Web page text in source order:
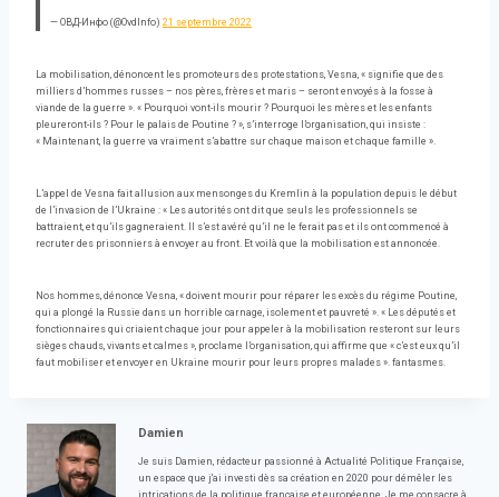
— ОВД-Инфо (@OvdInfo) 21 septembre 2022
La mobilisation, dénoncent les promoteurs des protestations, Vesna, « signifie que des
milliers d’hommes russes – nos pères, frères et maris – seront envoyés à la fosse à
viande de la guerre ». « Pourquoi vont-ils mourir ? Pourquoi les mères et les enfants
pleureront-ils ? Pour le palais de Poutine ? », s’interroge l’organisation, qui insiste :
« Maintenant, la guerre va vraiment s’abattre sur chaque maison et chaque famille ».
L’appel de Vesna fait allusion aux mensonges du Kremlin à la population depuis le début
de l’invasion de l’Ukraine : « Les autorités ont dit que seuls les professionnels se
battraient, et qu’ils gagneraient. Il s’est avéré qu’il ne le ferait pas et ils ont commencé à
recruter des prisonniers à envoyer au front. Et voilà que la mobilisation est annoncée.
Nos hommes, dénonce Vesna, « doivent mourir pour réparer les excès du régime Poutine,
qui a plongé la Russie dans un horrible carnage, isolement et pauvreté ». « Les députés et
fonctionnaires qui criaient chaque jour pour appeler à la mobilisation resteront sur leurs
sièges chauds, vivants et calmes », proclame l’organisation, qui affirme que « c’est eux qu’il
faut mobiliser et envoyer en Ukraine mourir pour leurs propres malades ». fantasmes.
Damien
Je suis Damien, rédacteur passionné à Actualité Politique Française,
un espace que j'ai investi dès sa création en 2020 pour démêler les
intrications de la politique française et européenne. Je me consacre à